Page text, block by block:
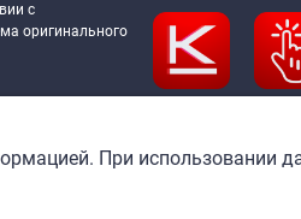
с
оригинального
При использовании